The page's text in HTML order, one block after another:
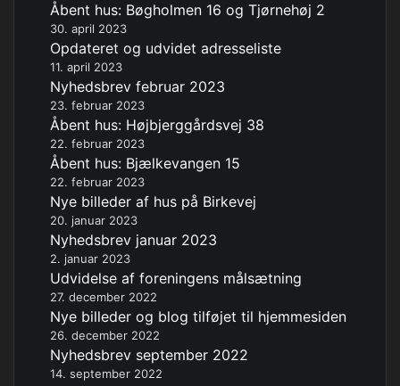
Åbent hus: Bøgholmen 16 og Tjørnehøj 2
30. april 2023
Opdateret og udvidet adresseliste
11. april 2023
Nyhedsbrev februar 2023
23. februar 2023
Åbent hus: Højbjerggårdsvej 38
22. februar 2023
Åbent hus: Bjælkevangen 15
22. februar 2023
Nye billeder af hus på Birkevej
20. januar 2023
Nyhedsbrev januar 2023
2. januar 2023
Udvidelse af foreningens målsætning
27. december 2022
Nye billeder og blog tilføjet til hjemmesiden
26. december 2022
Nyhedsbrev september 2022
14. september 2022